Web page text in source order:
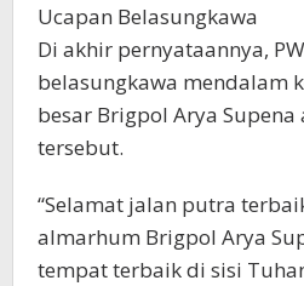
Ucapan Belasungkawa
Di akhir pernyataannya,
belasungkawa mendalam
besar Brigpol Arya
tersebut.
“Selamat jalan putra
almarhum Brigpol Arya
tempat terbaik di sisi